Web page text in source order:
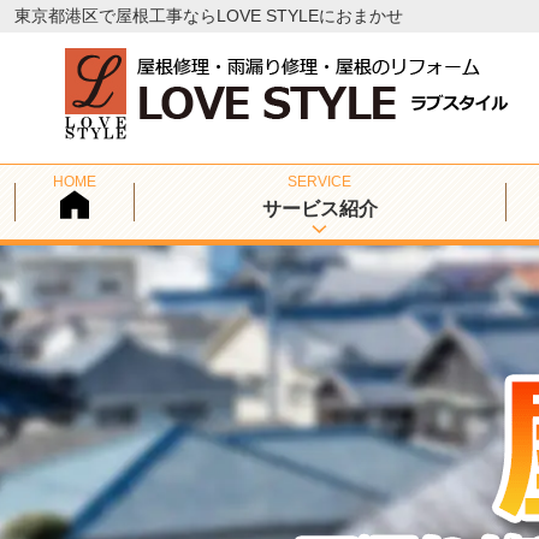
東京都港区で屋根工事ならLOVE STYLEにおまかせ
サービス紹介